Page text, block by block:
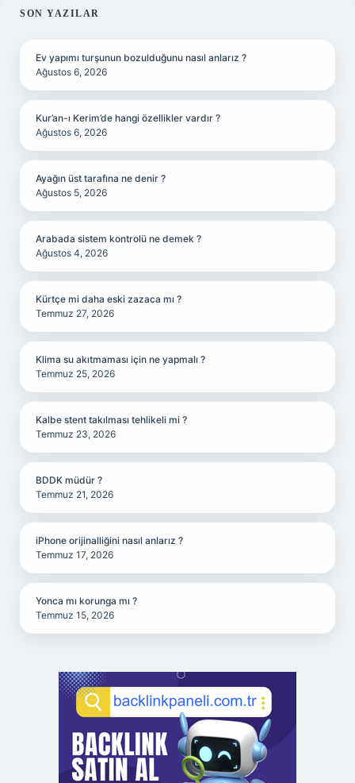
SIDEBAR
SON YAZILAR
Ev yapımı turşunun bozulduğunu nasıl anlarız ?
Ağustos 6, 2026
Kur’an-ı Kerim’de hangi özellikler vardır ?
Ağustos 6, 2026
Ayağın üst tarafına ne denir ?
Ağustos 5, 2026
Arabada sistem kontrolü ne demek ?
Ağustos 4, 2026
Kürtçe mi daha eski zazaca mı ?
Temmuz 27, 2026
Klima su akıtmaması için ne yapmalı ?
Temmuz 25, 2026
Kalbe stent takılması tehlikeli mi ?
Temmuz 23, 2026
BDDK müdür ?
Temmuz 21, 2026
iPhone orijinalliğini nasıl anlarız ?
Temmuz 17, 2026
Yonca mı korunga mı ?
Temmuz 15, 2026